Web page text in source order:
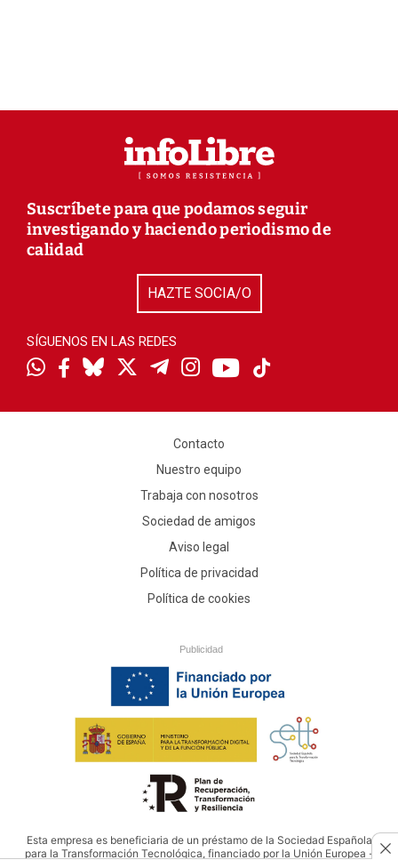
Suscríbete para que podamos seguir
investigando y haciendo periodismo de
calidad
HAZTE SOCIA/O
SÍGUENOS EN LAS REDES
Contacto
Nuestro equipo
Trabaja con nosotros
Sociedad de amigos
Aviso legal
Política de privacidad
Política de cookies
Publicidad
Esta empresa es beneficiaria de un préstamo de la Sociedad Española
para la Transformación Tecnológica, financiado por la Unión Europea -